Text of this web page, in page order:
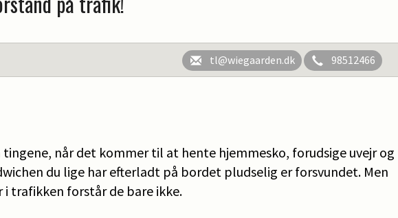
tl@wiegaarden.dk 98512466
når det kommer til at hente hjemmesko, forudsige uvejr og
du lige har efterladt på bordet pludselig er forsvundet. Men
trafikken forstår de bare ikke.